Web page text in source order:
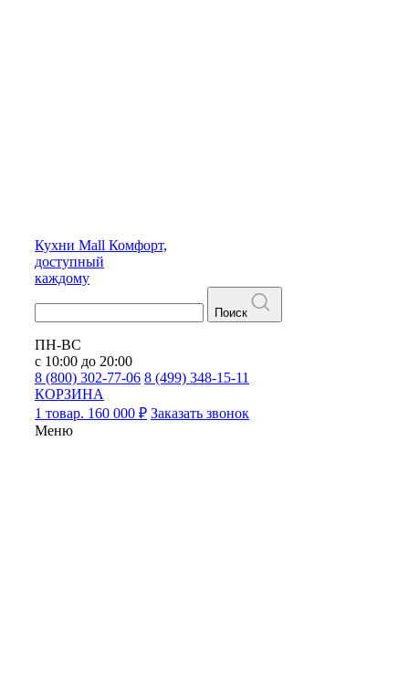
Кухни Mall Комфорт,
доступный
каждому
Поиск
ПН-ВС
с 10:00 до 20:00
8 (800) 302-77-06 8 (499) 348-15-11
КОРЗИНА
1 товар. 160 000 ₽ Заказать звонок
Меню